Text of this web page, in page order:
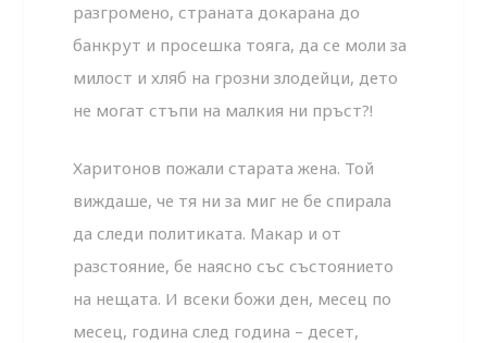
разгромено, страната докарана до
банкрут и просешка тояга, да се моли за
милост и хляб на грозни злодейци, дето
не могат стъпи на малкия ни пръст?!
Харитонов пожали старата жена. Той
виждаше, че тя ни за миг не бе спирала
да следи политиката. Макар и от
разстояние, бе наясно със състоянието
на нещата. И всеки божи ден, месец по
месец, година след година – десет,